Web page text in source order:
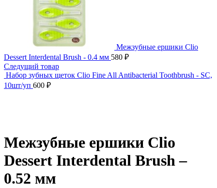
Межзубные ершики Clio
Dessert Interdental Brush - 0.4 мм 580 ₽
Следущий товар
Набор зубных щеток Clio Fine All Antibacterial Toothbrush - SC,
10шт/уп 600 ₽
Межзубные ершики Clio
Dessert Interdental Brush –
0.52 мм